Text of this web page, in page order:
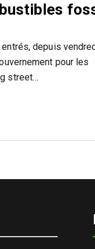
depuis
pour les
street…